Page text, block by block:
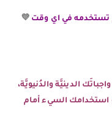
تستخدمه في اي وقت 💜
الدينيَّة والدُنيويَّة،
استخدامك السيء أمام